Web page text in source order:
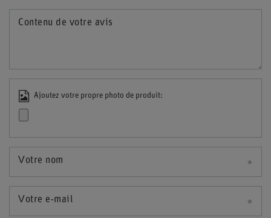
Contenu de votre avis
Ajoutez votre propre photo de produit:
Votre nom
Votre e-mail